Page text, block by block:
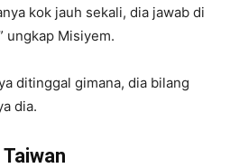
kok jauh sekali, dia jawab di
ungkap Misiyem.
ditinggal gimana, dia bilang
dia.